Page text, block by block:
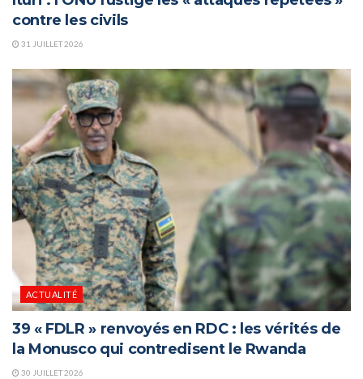
contre les civils
31 JUILLET 2026
ACTUALITÉ
39 « FDLR » renvoyés en RDC : les vérités de
la Monusco qui contredisent le Rwanda
30 JUILLET 2026